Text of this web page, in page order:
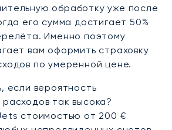
обработку уже после
его сумма достигает 50%
Именно поэтому
вам оформить страховку
по умеренной цене.
если вероятность
так высока?
стоимостью от 200 €